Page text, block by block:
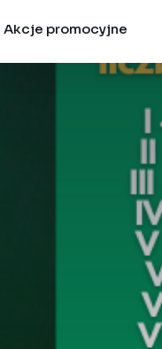
Akcje promocyjne